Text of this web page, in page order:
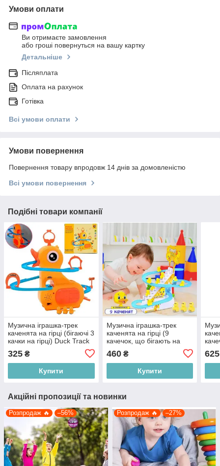
Умови оплати
Ви отримаєте замовлення
або гроші повернуться на вашу картку
Детальніше
Післяплата
Оплата на рахунок
Готівка
Всі умови оплати
Умови повернення
Повернення товару впродовж 14 днів за домовленістю
Всі умови повернення
Подібні товари компанії
Музична іграшка-трек
каченята на гірці (бігаючі 3
качки на гірці) Duck Track
блакитним
325 ₴
Купити
Музична іграшка-трек
каченята на гірці (9
качечок, що бігають на
гірці) Small Duck, жовтий з
блакитним
460₴
Купити
625
Акційні пропозиції та новинки
Розпродаж 🔥 –56% Розпродаж 🔥 –27%